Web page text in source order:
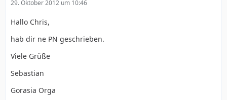
29. Oktober 2012 um 10:46
Hallo Chris,
hab dir ne PN geschrieben.
Viele Grüße
Sebastian
Gorasia Orga